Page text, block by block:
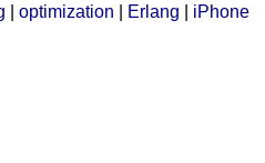
optimization Erlang
iPhone